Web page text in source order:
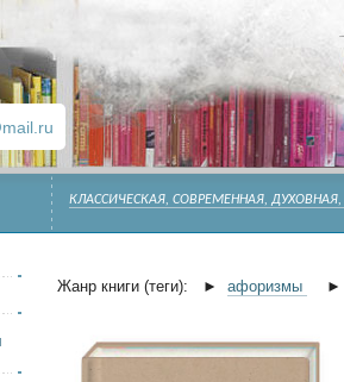
КЛАССИЧЕСКАЯ, СОВРЕМЕННАЯ, ДУХОВНАЯ,
Жанр книги (теги): ► афоризмы ►